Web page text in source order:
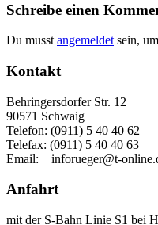
Schreibe einen
Du musst angemeldet sein,
Kontakt
Behringersdorfer Str. 12
90571 Schwaig
Telefon: (0911) 5 40 40 62
Telefax: (0911) 5 40 40 63
Email: inforueger@t-
Anfahrt
mit der S-Bahn Linie S1 bei